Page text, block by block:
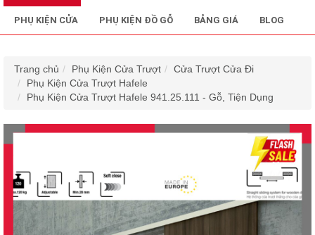
MỤC SẢN
PHỤ KIỆN CỬA PHỤ KIỆN ĐỒ GỖ BẢNG GIÁ BLOG
Trang chủ Phụ Kiện Cửa Trượt
Cửa Trượt Cửa Đi
Phụ Kiện Cửa Trượt Hafele
Phụ Kiện Cửa Trượt Hafele 941.25.111 - Gỗ, Tiện Dụng